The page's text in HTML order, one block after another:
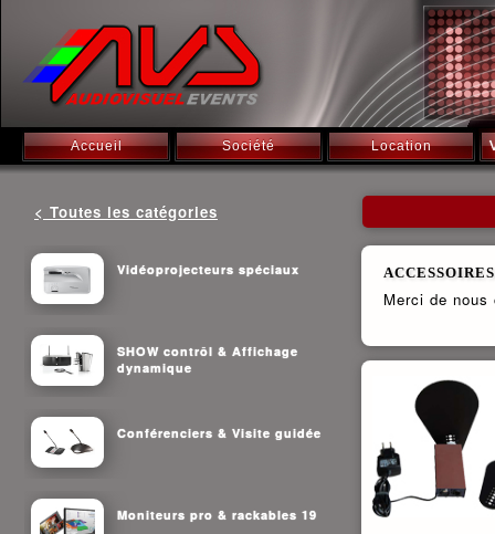
Accueil Société Location
< Toutes les catégories
Vidéoprojecteurs spéciaux
SHOW contrôl & Affichage
dynamique
Conférenciers & Visite guidée
Moniteurs pro & rackables 19
Merci de